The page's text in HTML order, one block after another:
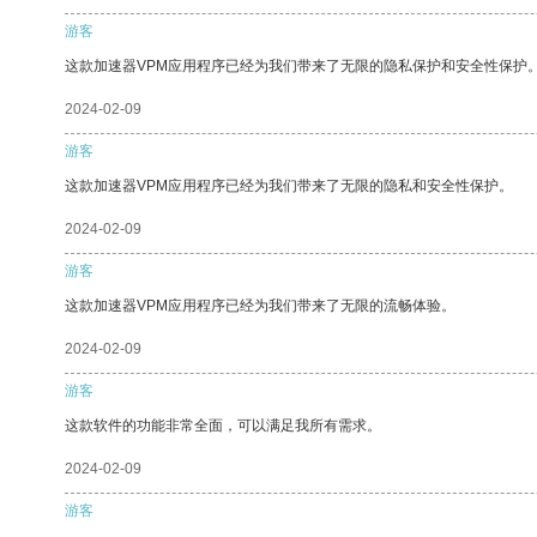
游客
这款加速器VPM应用程序已经为我们带来了无限的隐私保护和安全性保护
2024-02-09
游客
这款加速器VPM应用程序已经为我们带来了无限的隐私和安全性保护。
2024-02-09
游客
这款加速器VPM应用程序已经为我们带来了无限的流畅体验。
2024-02-09
游客
这款软件的功能非常全面，可以满足我所有需求。
2024-02-09
游客